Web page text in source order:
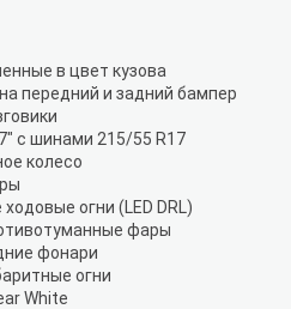
в цвет кузова
передний и задний бампер
с шинами 215/55 R17
колесо
огни (LED DRL)
фары
фонари
огни
White